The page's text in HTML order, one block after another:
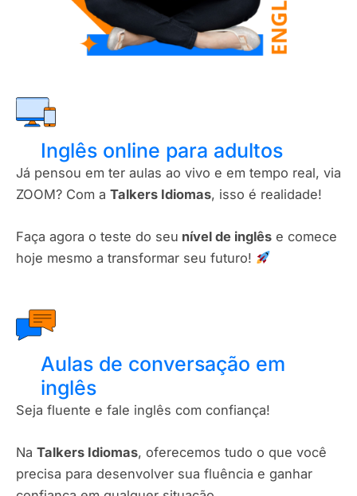
Inglês online para adultos
Já pensou em ter aulas ao vivo e em tempo real, via
ZOOM? Com a Talkers Idiomas, isso é realidade!
Faça agora o teste do seu nível de inglês e comece
hoje mesmo a transformar seu futuro!
Aulas de conversação em
inglês
Seja fluente e fale inglês com confiança!
Na Talkers Idiomas, oferecemos tudo o que você
precisa para desenvolver sua fluência e ganhar